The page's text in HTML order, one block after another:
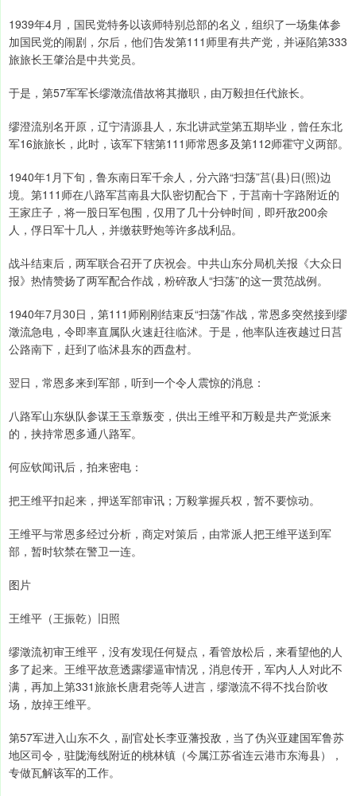
1939年4月，国民党特务以该师特别总部的名义，组织了一场集体参
加国民党的闹剧，尔后，他们告发第111师里有共产党，并诬陷第333
旅旅长王肇治是中共党员。
于是，第57军军长缪澂流借故将其撤职，由万毅担任代旅长。
缪澄流别名开原，辽宁清源县人，东北讲武堂第五期毕业，曾任东北
军16旅旅长，此时，该军下辖第111师常恩多及第112师霍守义两部。
1940年1月下旬，鲁东南日军千余人，分六路“扫荡”莒(县)日(照)边
境。第111师在八路军莒南县大队密切配合下，于莒南十字路附近的
王家庄子，将一股日军包围，仅用了几十分钟时间，即歼敌200余
人，俘日军十几人，并缴获野炮等许多战利品。
战斗结束后，两军联合召开了庆祝会。中共山东分局机关报《大众日
报》热情赞扬了两军配合作战，粉碎敌人“扫荡”的这一贯范战例。
1940年7月30日，第111师刚刚结束反“扫荡”作战，常恩多突然接到缪
澂流急电，令即率直属队火速赶往临沭。于是，他率队连夜越过日莒
公路南下，赶到了临沭县东的西盘村。
翌日，常恩多来到军部，听到一个令人震惊的消息：
八路军山东纵队参谋王玉章叛变，供出王维平和万毅是共产党派来
的，挟持常恩多通八路军。
何应钦闻讯后，拍来密电：
把王维平扣起来，押送军部审讯；万毅掌握兵权，暂不要惊动。
王维平与常恩多经过分析，商定对策后，由常派人把王维平送到军
部，暂时软禁在警卫一连。
图片
王维平（王振乾）旧照
缪澂流初审王维平，没有发现任何疑点，看管放松后，来看望他的人
多了起来。王维平故意透露缪逼审情况，消息传开，军内人人对此不
满，再加上第331旅旅长唐君尧等人进言，缪澂流不得不找台阶收
场，放掉王维平。
第57军进入山东不久，副官处长李亚藩投敌，当了伪兴亚建国军鲁苏
地区司令，驻陇海线附近的桃林镇（今属江苏省连云港市东海县），
专做瓦解该军的工作。